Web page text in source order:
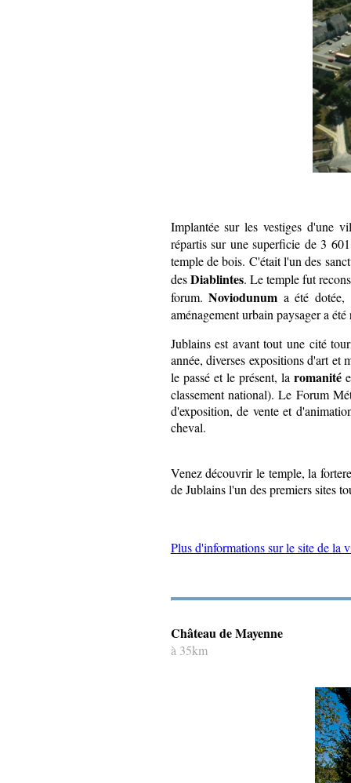
Implantée sur les vestiges d'une
répartis sur une superficie de 3
temple de bois. C'était l'un des
desDiablintes. Le temple fut
forum.Noviodunum a été dotée,
aménagement urbain paysager a
Jublains est avant tout une cité
année, diverses expositions d'art et
le passé et le présent, la romanité
classement national). Le Forum
d'exposition, de vente et
cheval.
Venez découvrir le temple, la
de Jublains l'un des premiers sites
Plus d'informations sur le site de la
Château de Mayenne
à 35km